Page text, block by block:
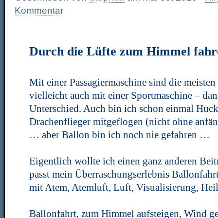
Kommentar
Durch die Lüfte zum Himmel
Mit einer Passagiermaschine sind die
vielleicht auch mit einer Sportmaschine –
Unterschied. Auch bin ich schon einmal
Drachenflieger mitgeflogen (nicht ohne
… aber Ballon bin ich noch nie gefahren …
Eigentlich wollte ich einen ganz anderen
passt mein Überraschungserlebnis
mit Atem, Atemluft, Luft, Visualisierung,
Ballonfahrt, zum Himmel aufsteigen, Wind